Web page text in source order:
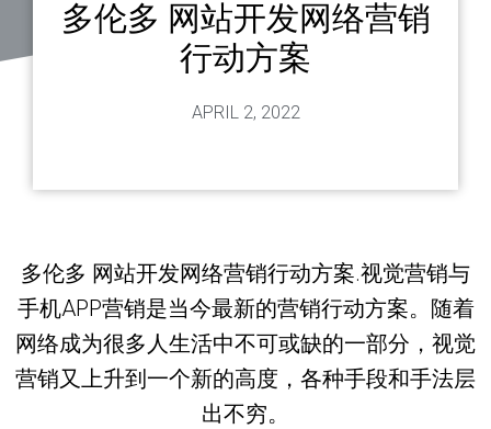
多伦多 网站开发网络营销
行动方案
APRIL 2, 2022
多伦多 网站开发网络营销行动方案.视觉营销与
手机APP营销是当今最新的营销行动方案。随着
网络成为很多人生活中不可或缺的一部分，视觉
营销又上升到一个新的高度，各种手段和手法层
出不穷。